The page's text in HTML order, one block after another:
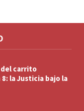
carrito
la Justicia bajo la